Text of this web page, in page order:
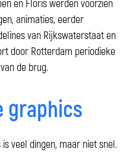
en Floris werden voorzien
animaties, eerder
van Rijkswaterstaat en
door Rotterdam periodieke
de brug.
graphics
veel dingen, maar niet snel.